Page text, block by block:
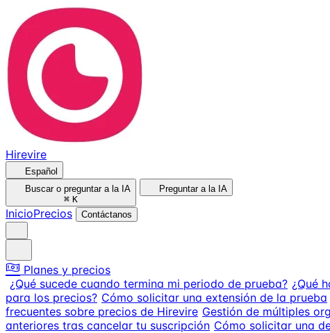
Hirevire
Español
Buscar o preguntar a la IA
⌘ K
Preguntar a la IA
InicioPrecios Contáctanos
Planes y precios
¿Qué sucede cuando termina mi periodo de prueba? ¿Qué
para los precios? Cómo solicitar una extensión de la prueba
frecuentes sobre precios de Hirevire Gestión de múltiples
anteriores tras cancelar tu suscripción Cómo solicitar una